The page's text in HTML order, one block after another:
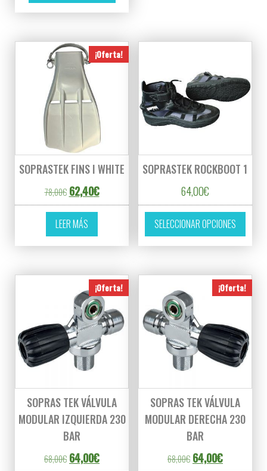
¡Oferta!
SOPRASTEK FINS I WHITE
78,00€ El precio original era: 78,00€.
62,40€El precio actual es: 62,40€.
LEER MÁS
SOPRASTEK ROCKBOOT 1
64,00€
SELECCIONAR OPCIONES
Este
¡Oferta!
SOPRAS TEK VÁLVULA
MODULAR IZQUIERDA 230
BAR
68,00€ El precio original era: 68,00€.
64,00€El precio actual es: 64,00€.
¡Oferta!
SOPRAS TEK VÁLVULA
MODULAR DERECHA 230
BAR
68,00€ El precio original
64,00€El precio